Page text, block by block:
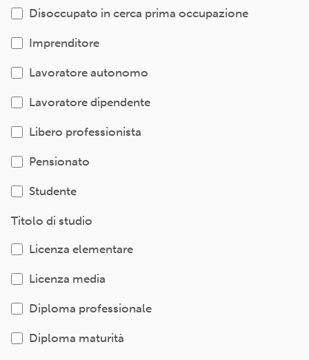
Disoccupato in cerca prima occupazione
Imprenditore
Lavoratore autonomo
Lavoratore dipendente
Libero professionista
Pensionato
Studente
Titolo di studio
Licenza elementare
Licenza media
Diploma professionale
Diploma maturità